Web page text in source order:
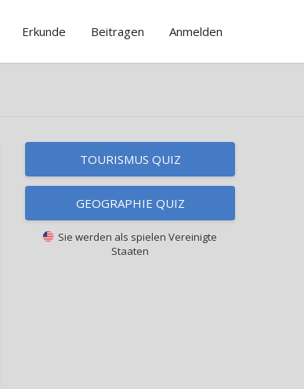
Erkunde Beitragen Anmelden
TOURISMUS QUIZ
GEOGRAPHIE QUIZ
Sie werden als spielen Vereinigte
Staaten